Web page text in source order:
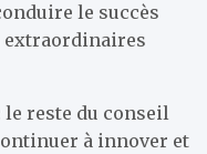
le succès
extraordinaires
le reste du conseil
à innover et